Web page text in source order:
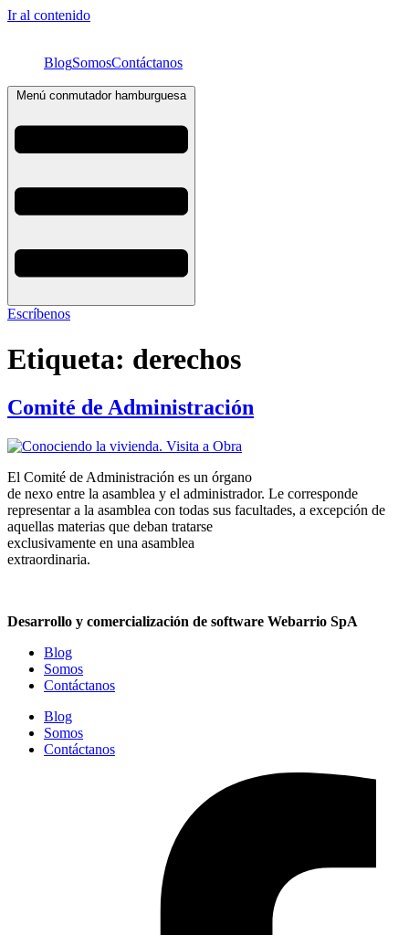
Ir al contenido
BlogSomosContáctanos
Menú conmutador hamburguesa
Escríbenos
Etiqueta: derechos
Comité de Administración
El Comité de Administración es un órgano
de nexo entre la asamblea y el administrador. Le corresponde
representar a la asamblea con todas sus facultades, a excepción de
aquellas materias que deban tratarse
exclusivamente en una asamblea
extraordinaria.
Desarrollo y comercialización de software Webarrio SpA
Blog
Somos
Contáctanos
Blog
Somos
Contáctanos